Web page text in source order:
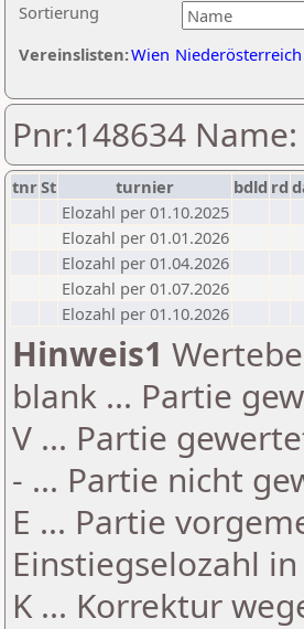
Sortierung
Vereinslisten:Wien Niederösterreich
Pnr:148634
tnrSt turnier bdld rd
Elozahl per 01.10.2025
Elozahl per 01.01.2026
Elozahl per 01.04.2026
Elozahl per 01.07.2026
Elozahl per 01.10.2026
Hinweis1
blank ... Partie
V ... Partie
- ... Partie nicht
E ... Partie
Einstiegselozahl
K ... Korrektur